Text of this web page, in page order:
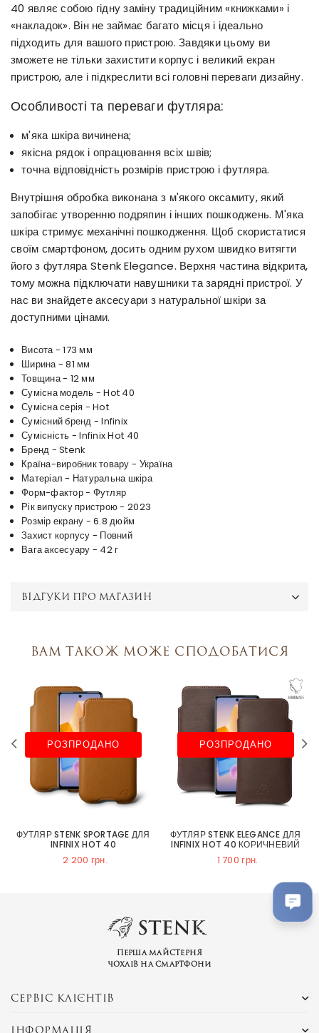
40 являє собою гідну заміну традиційним «книжками» і
«накладок». Він не займає багато місця і ідеально
підходить для вашого пристрою. Завдяки цьому ви
зможете не тільки захистити корпус і великий екран
пристрою, але і підкреслити всі головні переваги дизайну.
Особливості та переваги футляра:
м'яка шкіра вичинена;
якісна рядок і опрацювання всіх швів;
точна відповідність розмірів пристрою і футляра.
Внутрішня обробка виконана з м'якого оксамиту, який
запобігає утворенню подряпин і інших пошкоджень. М'яка
шкіра стримує механічні пошкодження. Щоб скористатися
своїм смартфоном, досить одним рухом швидко витягти
його з футляра Stenk Elegance. Верхня частина відкрита,
тому можна підключати навушники та зарядні пристрої. У
нас ви знайдете аксесуари з натуральної шкіри за
доступними цінами.
Висота - 173 мм
Ширина - 81 мм
Товщина - 12 мм
Сумісна модель - Hot 40
Сумісна серія - Hot
Сумісний бренд - Infinix
Сумісність - Infinix Hot 40
Бренд - Stenk
Країна-виробник товару - Україна
Матеріал - Натуральна шкіра
Форм-фактор - Футляр
Рік випуску пристрою - 2023
Розмір екрану - 6.8 дюйм
Захист корпусу - Повний
Вага аксесуару - 42 г
ВІДГУКИ ПРО МАГАЗИН
Вам також може сподобатися
РОЗПРОДАНО
ФУТЛЯР STENK SPORTAGE ДЛЯ
INFINIX HOT 40
2 200 грн.
РОЗПРОДАНО
ФУТЛЯР STENK ELEGANCE ДЛЯ
INFINIX HOT 40 КОРИЧНЕВИЙ
1 700 грн.
Перша майстерня
чохлів на смартфони
СЕРВІС КЛІЄНТІВ
ІНФОРМАЦІЯ